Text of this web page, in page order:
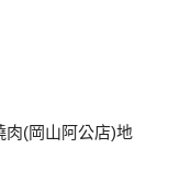
(岡山阿公店)地